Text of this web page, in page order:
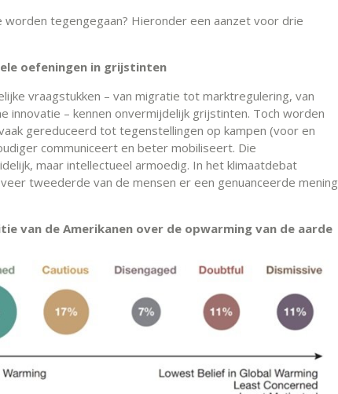
worden tegengegaan? Hieronder een aanzet voor drie
oefeningen in grijstinten
vraagstukken – van migratie tot marktregulering, van
innovatie – kennen onvermijdelijk grijstinten. Toch worden
gereduceerd tot tegenstellingen op kampen (voor en
communiceert en beter mobiliseert. Die
maar intellectueel armoedig. In het klimaatdebat
tweederde van de mensen er een genuanceerde mening
van de Amerikanen over de opwarming van de aarde